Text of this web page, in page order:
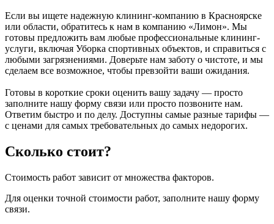
Если вы ищете надежную клининг-компанию в Красноярске
или области, обратитесь к нам в компанию «Лимон». Мы
готовы предложить вам любые профессиональные клининг-
услуги, включая Уборка спортивных объектов, и справиться с
любыми загрязнениями. Доверьте нам заботу о чистоте, и мы
сделаем все возможное, чтобы превзойти ваши ожидания.
Готовы в короткие сроки оценить вашу задачу — просто
заполните нашу форму связи или просто позвоните нам.
Ответим быстро и по делу. Доступны самые разные тарифы —
с ценами для самых требовательных до самых недорогих.
Сколько стоит?
Стоимость работ зависит от множества факторов.
Для оценки точной стоимости работ, заполните нашу форму
связи.